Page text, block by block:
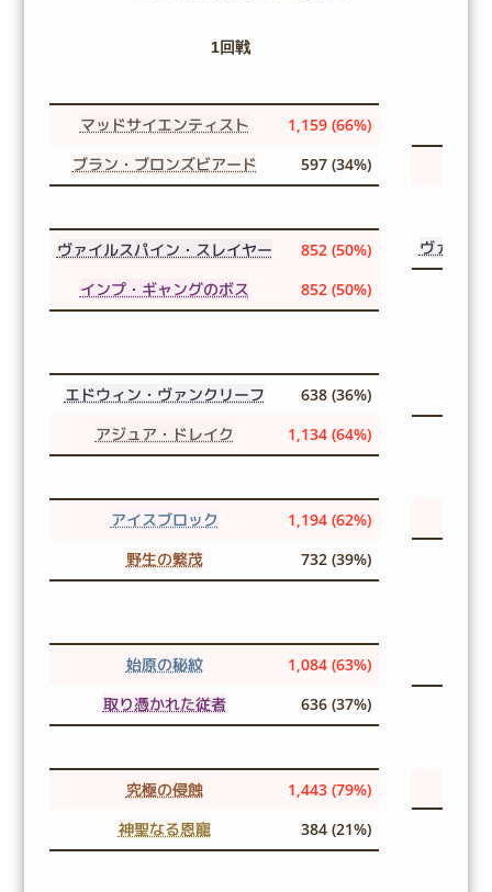
1回戦
マッドサイエンティスト
1,159 (66%)
ブラン・ブロンズビアード
597 (34%)
ヴァイルスパイン・スレイヤー 852 (50%)
ヴァイル
インプ・ギャングのボス
852 (50%)
エドウィン・ヴァンクリーフ
638 (36%)
アジュア・ドレイク
1,134 (64%)
アイスブロック
1,194 (62%)
野生の繁茂
732 (39%)
始原の秘紋
1,084 (63%)
取り憑かれた従者
636 (37%)
究極の侵蝕
1,443 (79%)
神聖なる恩寵
384 (21%)